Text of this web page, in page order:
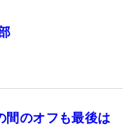
のオフも最後は